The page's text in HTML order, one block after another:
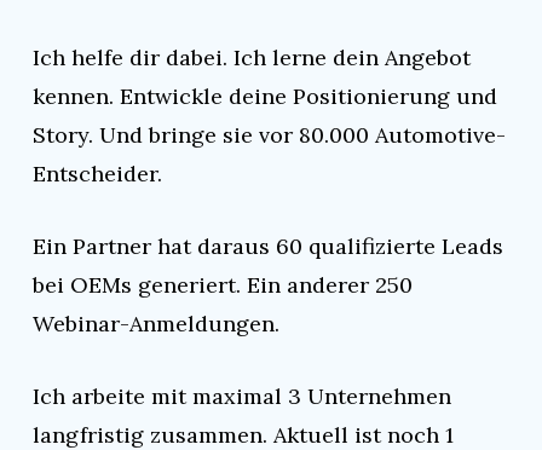
Ich helfe dir dabei. Ich lerne dein Angebot
kennen. Entwickle deine Positionierung und
Story. Und bringe sie vor 80.000 Automotive-
Entscheider.
Ein Partner hat daraus 60 qualifizierte Leads
bei OEMs generiert. Ein anderer 250
Webinar-Anmeldungen.
Ich arbeite mit maximal 3 Unternehmen
langfristig zusammen. Aktuell ist noch 1